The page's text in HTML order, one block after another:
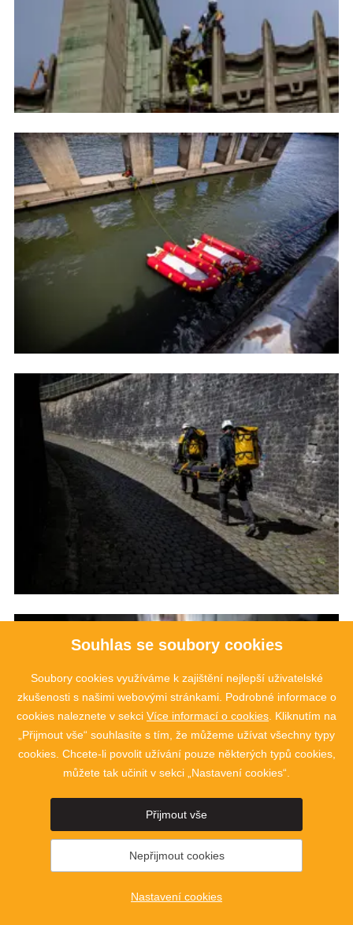
Souhlas se soubory cookies
Soubory cookies využíváme k zajištění nejlepší uživatelské
zkušenosti s našimi webovými stránkami. Podrobné informace o
cookies naleznete v sekci Více informací o cookies . Kliknutím na
„Přijmout vše“ souhlasíte s tím, že můžeme užívat všechny typy
cookies. Chcete-li povolit užívání pouze některých typů cookies,
můžete tak učinit v sekci „Nastavení cookies“.
Přijmout vše
Nepřijmout cookies
Nastavení cookies